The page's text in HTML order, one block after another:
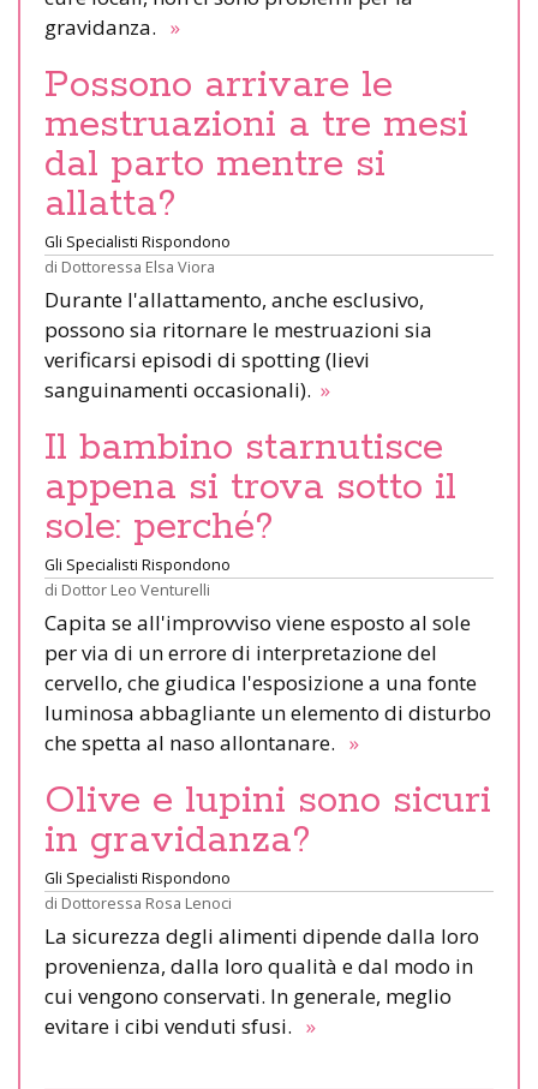
gravidanza. »
Possono arrivare le
mestruazioni a tre mesi
dal parto mentre si
allatta?
Gli Specialisti Rispondono
di Dottoressa Elsa Viora
Durante l'allattamento, anche esclusivo,
possono sia ritornare le mestruazioni sia
verificarsi episodi di spotting (lievi
sanguinamenti occasionali). »
Il bambino starnutisce
appena si trova sotto il
sole: perché?
Gli Specialisti Rispondono
di Dottor Leo Venturelli
Capita se all'improvviso viene esposto al sole
per via di un errore di interpretazione del
cervello, che giudica l'esposizione a una fonte
luminosa abbagliante un elemento di disturbo
che spetta al naso allontanare. »
Olive e lupini sono sicuri
in gravidanza?
Gli Specialisti Rispondono
di Dottoressa Rosa Lenoci
La sicurezza degli alimenti dipende dalla loro
provenienza, dalla loro qualità e dal modo in
cui vengono conservati. In generale, meglio
evitare i cibi venduti sfusi. »